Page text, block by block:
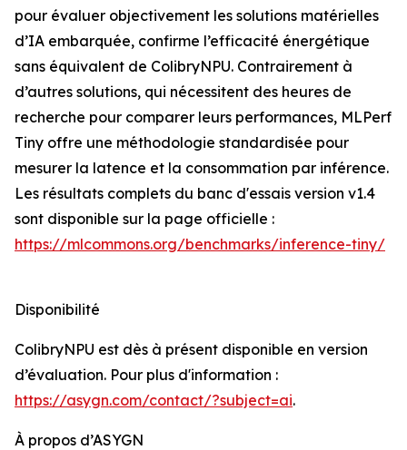
pour évaluer objectivement les solutions matérielles
d’IA embarquée, confirme l’efficacité énergétique
sans équivalent de ColibryNPU. Contrairement à
d’autres solutions, qui nécessitent des heures de
recherche pour comparer leurs performances, MLPerf
Tiny offre une méthodologie standardisée pour
mesurer la latence et la consommation par inférence.
Les résultats complets du banc d'essais version v1.4
sont disponible sur la page officielle :
https://mlcommons.org/benchmarks/inference-tiny/
Disponibilité
ColibryNPU est dès à présent disponible en version
d’évaluation. Pour plus d'information :
https://asygn.com/contact/?subject=ai.
À propos d’ASYGN